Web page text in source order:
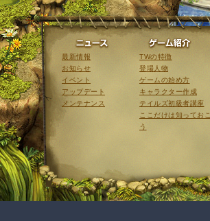
ニュース
最新情報
お知らせ
イベント
アップデート
メンテナンス
TWの特徴
登場人物
ゲームの始め方
キャラクター作成
テイルズ初級者講座
ここだけは知っておこ
う